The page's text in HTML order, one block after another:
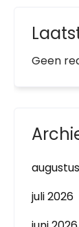
Geen
juli 2026